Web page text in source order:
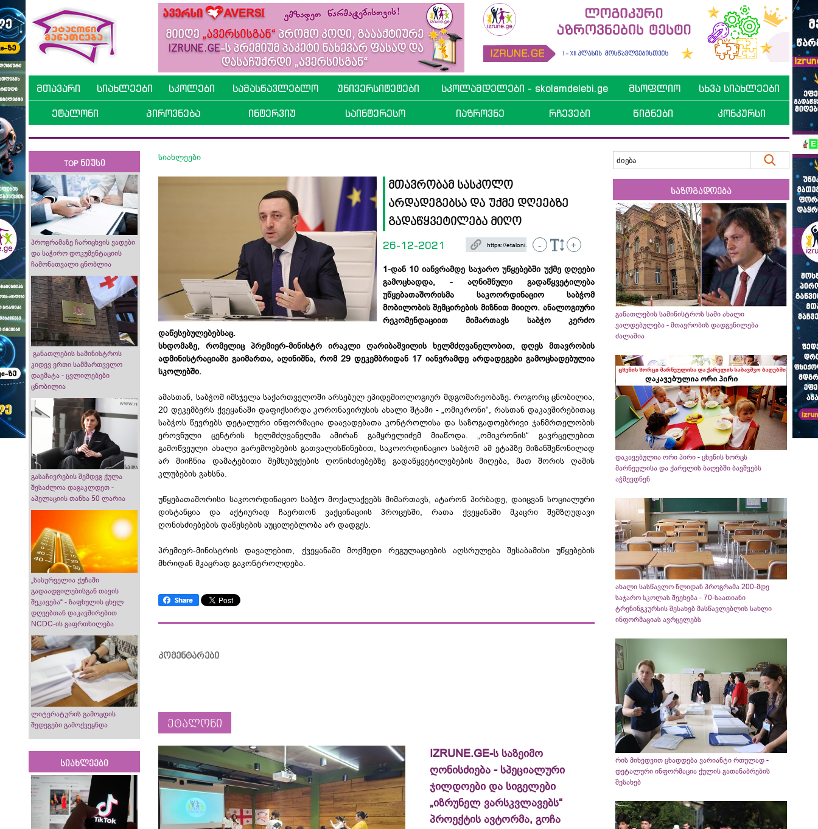
მთავარი სიახლეები სკოლები სამასწავლებლო უნივერსიტეტები სკოლამდელები - skolamdelebi.ge მსოფლიო სხვა სიახლეები
ეტალონი პიროვნება ინტერვიუ საინტერესო იაზროვნე რჩევები წიგნები კონკურსი
TOP ნიუსი
პროგრამაზე ჩარიცხვის ვადები
და საჭირო დოკუმენტაციის
ჩამონათვალი ცნობლია
განათლების სამინისტროს
კიდევ ერთი სამმართველო
დაემატა - ცვლილებები
ცნობილია
გასაჩივრების შემდეგ ქულა
შესაძლოა დაგაკლდეთ -
აპელაციის თანხა 50 ლარია
„სასურველია ქუჩაში
გადაადგილებისგან თავის
შეკავება“ - ზაფხულის ცხელ
დღეებთან დაკავშირებით
NCDC-ის გაფრთხილება
ლიტერატურის გამოცდის
შედეგები გამოქვეყნდა
სიახლეები
სიახლეები
მთავრობამ სასკოლო
არდადეგებსა და უქმე დღეებზე
გადაწყვეტილება მიღო
26-12-2021 - +
1-დან 10 იანვრამდე საჯარო უწყებებში უქმე დღეები
გამოცხადდა, - აღნიშნული გადაწყვეტილება
უწყებათაშორისმა საკოორდინაციო საბჭომ
მობილობის შემცირების მიზნით მიიღო. ანალოგიური
რეკომენდაციით მიმართავს საბჭო კერძო
დაწესებულებებსაც.
სხდომაზე, რომელიც პრემიერ-მინისტრ ირაკლი ღარიბაშვილის ხელმძღვანელობით, დღეს მთავრობის
ადმინისტრაციაში გაიმართა, აღინიშნა, რომ 29 დეკემბრიდან 17 იანვრამდე არდადეგები გამოცხადებულია
სკოლებში.
ამასთან, საბჭომ იმსჯელა საქართველოში არსებულ ეპიდემიოლოგიურ მდგომარეობაზე. როგორც ცნობილია,
20 დეკემბერს ქვეყანაში დაფიქსირდა კორონავირუსის ახალი შტამი - „ომიკრონი“, რასთან დაკავშირებითაც
საბჭოს წევრებს დეტალური ინფორმაცია დაავადებათა კონტროლისა და საზოგადოებრივი ჯანმრთელობის
ეროვნული ცენტრის ხელმძღვანელმა ამირან გამყრელიძემ მიაწოდა. „ომიკრონის“ გავრცელებით
გამოწვეული ახალი გარემოებების გათვალისწინებით, საკოორდინაციო საბჭომ ამ ეტაპზე მიზანშეწონილად
არ მიიჩნია დამატებითი შემსუბუქების ღონისძიებებზე გადაწყვეტილებების მიღება, მათ შორის ღამის
კლუბების გახსნა.
უწყებათაშორისი საკოორდინაციო საბჭო მოქალაქეებს მიმართავს, ატარონ პირბადე, დაიცვან სოციალური
დისტანცია და აქტიურად ჩაერთონ ვაქცინაციის პროცესში, რათა ქვეყანაში მკაცრი შემზღუდავი
ღონისძიებების დაწესების აუცილებლობა არ დადგეს.
პრემიერ-მინისტრის დავალებით, ქვეყანაში მოქმედი რეგულაციების აღსრულება შესაბამისი უწყებების
მხრიდან მკაცრად გაკონტროლდება.
კომენტარები
ეტალონი
IZRUNE.GE-ს საზეიმო
ღონისძიება - სპეციალური
ჯილდოები და სიგელები
„იზრუნელ ვარსკვლავებს“
პროექტის ავტორმა, გოჩა
საზოგადოება
განათლების სამინისტროს სამი ახალი
ვალდებულება - მთავრობის დადგენილება
ძალაშია
დაკავებულია ორი პირი - ცხენის ხორცს
მარნეულისა და ქარელის ბაღებში ბავშვებს
აჭმევდნენ
ახალი სასწავლო წლიდან პროგრამა 200-მდე
საჯარო სკოლას შეეხება - 70-საათიანი
ტრენინგკურსის შესახებ მასწავლებლის სახლი
ინფორმაციას ავრცელებს
რის მიხედვით ცხადდება ვარიანტი რთულად -
დეტალური ინფორმაცია ქულის გათანაბრების
შესახებ